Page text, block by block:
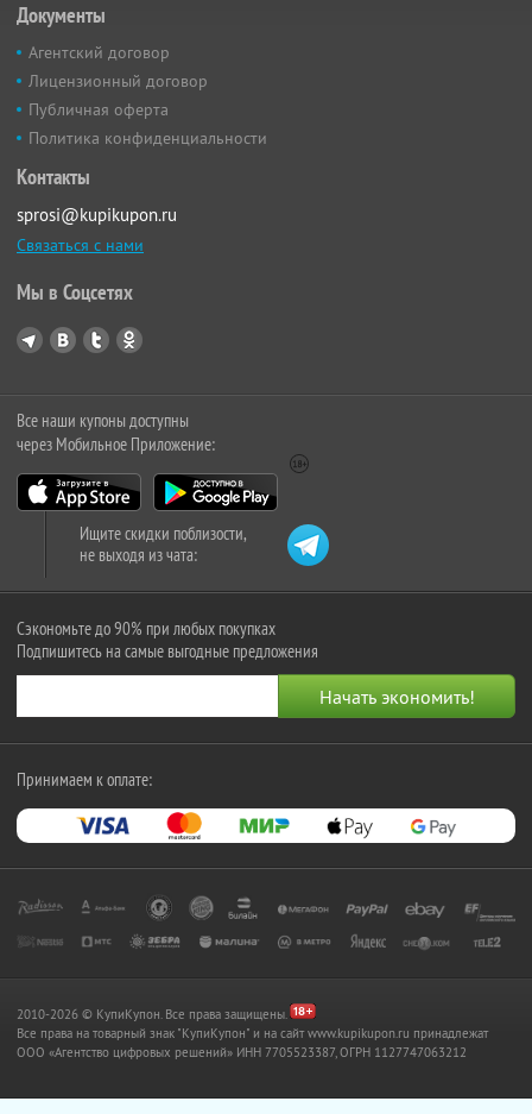
Документы
Агентский договор
Лицензионный договор
Публичная оферта
Политика конфиденциальности
Контакты
sprosi@kupikupon.ru
Связаться с нами
Мы в Соцсетях
Все наши купоны доступны
через Мобильное Приложение:
Ищите скидки поблизости,
не выходя из чата:
Сэкономьте до 90% при любых покупках
Подпишитесь на самые выгодные предложения
Принимаем к оплате:
2010-2026 © КупиКупон. Все права защищены.
Все права на товарный знак "КупиКупон" и на сайт www.kupikupon.ru принадлежат
OOO «Агентство цифровых решений» ИНН 7705523387, ОГРН 1127747063212